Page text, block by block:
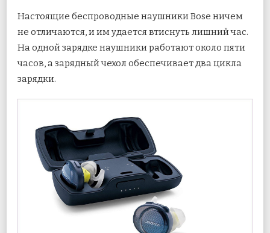
Настоящие беспроводные наушники Bose ничем
не отличаются, и им удается втиснуть лишний час.
На одной зарядке наушники работают около пяти
часов, а зарядный чехол обеспечивает два цикла
зарядки.